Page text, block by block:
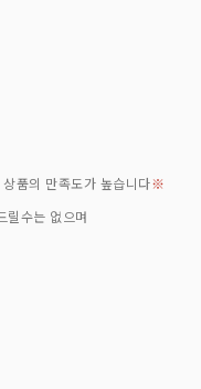
품의 만족도가 높습니다※
릴수는 없으며